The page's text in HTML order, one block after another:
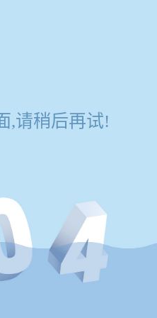
,请稍后再试!